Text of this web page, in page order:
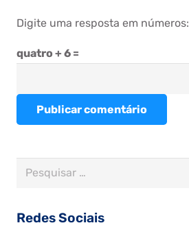
Digite uma resposta em números:
quatro + 6 =
Publicar comentário
Pesquisar
Redes Sociais